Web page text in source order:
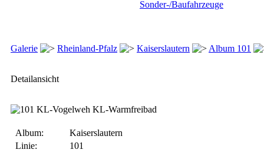
Sonder-/Baufahrzeuge
Galerie Rheinland-Pfalz Kaiserslautern Album 101
Detailansicht
Album:
Kaiserslautern
Linie:
101